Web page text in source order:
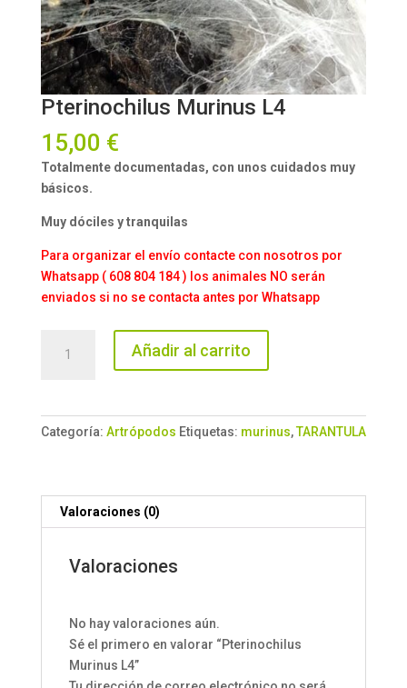
Pterinochilus Murinus L4
15,00 €
Totalmente documentadas, con unos cuidados muy
básicos.
Muy dóciles y tranquilas
Para organizar el envío contacte con nosotros por
Whatsapp ( 608 804 184 ) los animales NO serán
enviados si no se contacta antes por Whatsapp
Murinus
Añadir al carrito
Categoría: Artrópodos Etiquetas: murinus,TARANTULA
Valoraciones (0)
Valoraciones
No hay valoraciones aún.
Sé el primero en valorar “Pterinochilus
Murinus L4”